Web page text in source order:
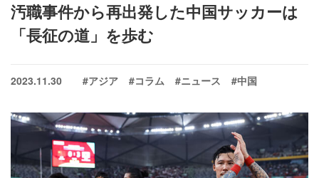
汚職事件から再出発した中国サッカーは
「長征の道」を歩む
2023.11.30 #アジア #コラム #ニュース #中国